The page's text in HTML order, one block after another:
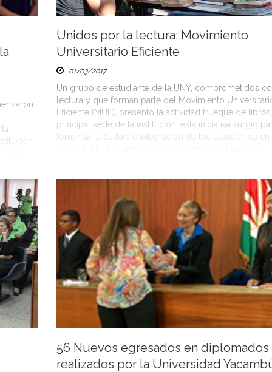
Unidos por la lectura: Movimiento
Universitario Eficiente
01/03/2017
Un grupo de estudiante de la UNY, comprometidos
lectura y que forman parte del Movimiento
Eficiente (MUE), presentó la actividad trueque de
principal sede de la institución, esta iniciativa surgió
fomentar la cultura e integración de los estudiantes en
56 Nuevos egresados en diplomados
realizados por la Universidad